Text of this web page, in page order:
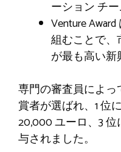
ーション チ
Venture
組むことで
が最も高い新
専門の審査員によっ
賞者が選ばれ、1 位
20,000 ユーロ、3
与されました。